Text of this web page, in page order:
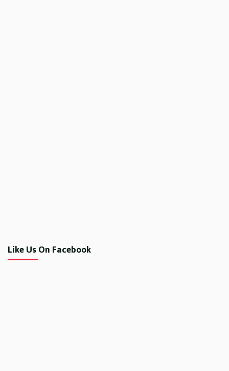
Like Us On Facebook